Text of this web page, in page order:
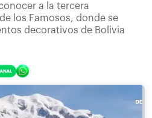
a la tercera
los Famosos, donde se
decorativos de Bolivia